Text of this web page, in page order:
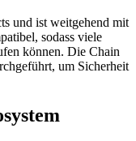
und ist weitgehend mit
sodass viele
können. Die Chain
um Sicherheit